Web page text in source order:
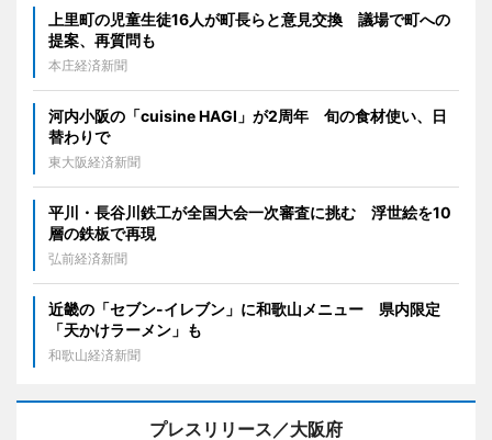
上里町の児童生徒16人が町長らと意見交換 議場で町への
提案、再質問も
本庄経済新聞
河内小阪の「cuisine HAGI」が2周年 旬の食材使い、日
替わりで
東大阪経済新聞
平川・長谷川鉄工が全国大会一次審査に挑む 浮世絵を10
層の鉄板で再現
弘前経済新聞
近畿の「セブン-イレブン」に和歌山メニュー 県内限定
「天かけラーメン」も
和歌山経済新聞
プレスリリース／大阪府